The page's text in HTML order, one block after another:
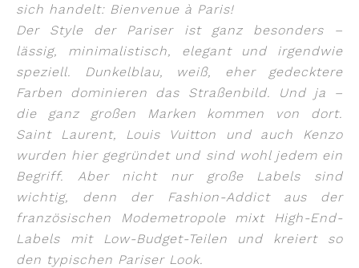
sich handelt: Bienvenue à Paris!
Der Style der Pariser ist ganz besonders –
lässig, minimalistisch, elegant und irgendwie
speziell. Dunkelblau, weiß, eher gedecktere
Farben dominieren das Straßenbild. Und ja –
die ganz großen Marken kommen von dort.
Saint Laurent, Louis Vuitton und auch Kenzo
wurden hier gegründet und sind wohl jedem ein
Begriff. Aber nicht nur große Labels sind
wichtig, denn der Fashion-Addict aus der
französischen Modemetropole mixt High-End-
Labels mit Low-Budget-Teilen und kreiert so
den typischen Pariser Look.